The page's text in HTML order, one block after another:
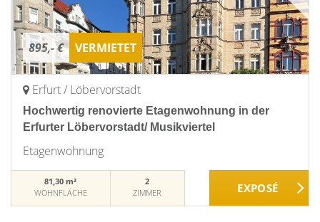
895,- € VERMIETET
Erfurt / Löbervorstadt
Hochwertig renovierte Etagenwohnung in der
Erfurter Löbervorstadt/ Musikviertel
Etagenwohnung
81,30 m²
WOHNFLÄCHE
2
ZIMMER